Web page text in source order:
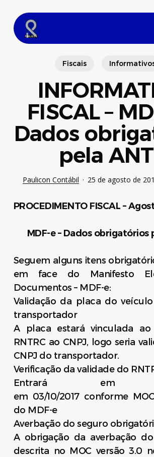
main
content
Fiscais
FISCAL –
Dados
pela
Paulicon Contábil 25 de agosto de
PROCEDIMENTO FISCAL –
MDF-e – Dados obrigatórios
Seguem alguns itens
em face do Manifesto
Documentos – MDF-e:
Validação da placa do
transportador
A placa estará vinculada
RNTRC ao CNPJ, logo seria
CNPJ do transportador.
Verificação da validade do
Entrará em
em 03/10/2017conforme
do MDF-e
Averbação do seguro
A obrigação da averbação
descrita no MOC versão 3.0